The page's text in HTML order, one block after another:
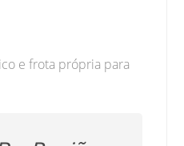
e frota própria para